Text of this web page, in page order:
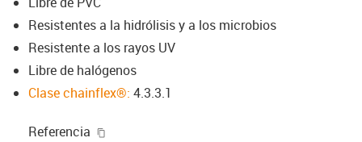
Resistentes a la hidrólisis y a los microbios
Resistente a los rayos UV
Libre de halógenos
Clase chainflex®: 4.3.3.1
Referencia